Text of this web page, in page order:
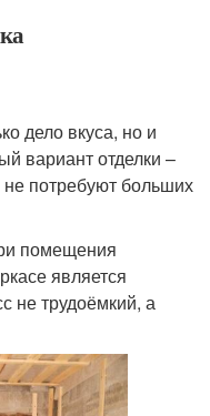
дело вкуса, но и
вариант отделки –
потребуют больших
помещения
является
не трудоёмкий, а